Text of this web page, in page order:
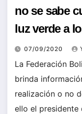
no se sabe
luz verde a
07/09/2020
La Federación
brinda
realización o no
ello el